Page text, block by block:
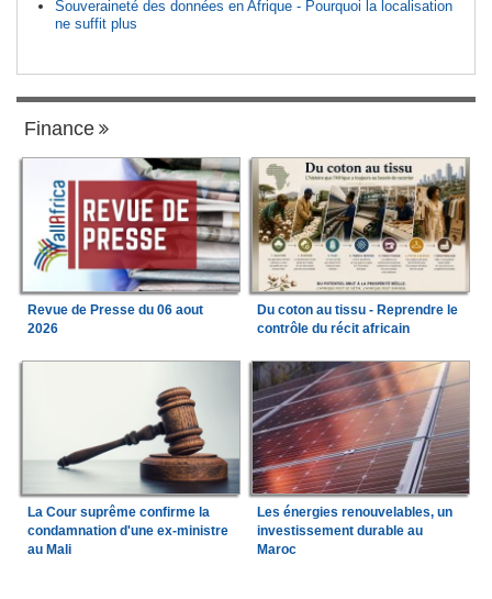
Souveraineté des données en Afrique - Pourquoi la localisation
ne suffit plus
Finance
Revue de Presse du 06 aout
2026
Du coton au tissu - Reprendre le
contrôle du récit africain
La Cour suprême confirme la
condamnation d'une ex-ministre
au Mali
Les énergies renouvelables, un
investissement durable au
Maroc